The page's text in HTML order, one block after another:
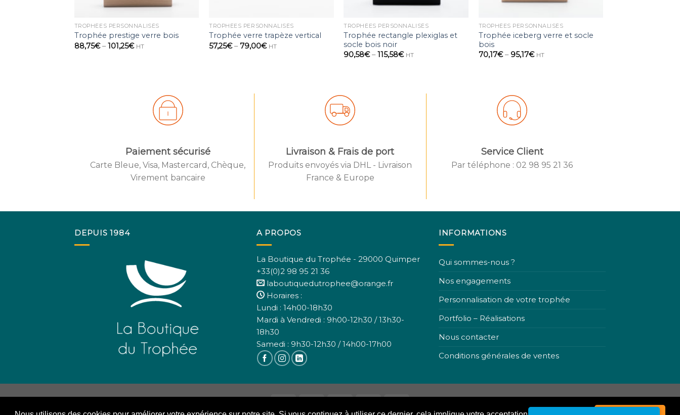
TROPHÉES PERSONNALISÉS
Trophée prestige verre bois
88,75€–101,25€ HT
TROPHÉES PERSONNALISÉS
Trophée verre trapèze vertical
57,25€–79,00€ HT
TROPHÉES PERSONNALISÉS
Trophée rectangle plexiglas et
socle bois noir
90,58€–115,58€ HT
TROPHÉES PERSONNALISÉS
Trophée iceberg verre et socle
bois
70,17€– 95,17€ HT
Created by IYIKON
from the Noun Project
Paiement sécurisé
Carte Bleue, Visa, Mastercard, Chèque,
Virement bancaire
Created by IYIKON
from the Noun Project
Livraison & Frais de port
Produits envoyés via DHL - Livraison
France & Europe
from the Noun
Service Client
Par téléphone : 02 98 95 21 36
DEPUIS 1984 A PROPOS
La Boutique du Trophée - 29000 Quimper
+33(0)2 98 95 21 36
laboutiquedutrophee@orange.fr
Horaires :
Lundi : 14h00-18h30
Mardi à Vendredi : 9h00-12h30 / 13h30-
18h30
Samedi : 9h30-12h30 / 14h00-17h00
INFORMATIONS
Qui sommes-nous ?
Nos engagements
Personnalisation de votre trophée
Portfolio – Réalisations
Nous contacter
Conditions générales de ventes